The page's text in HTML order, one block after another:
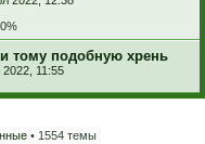
тому подобную хрень
11:55
• 1554 темы